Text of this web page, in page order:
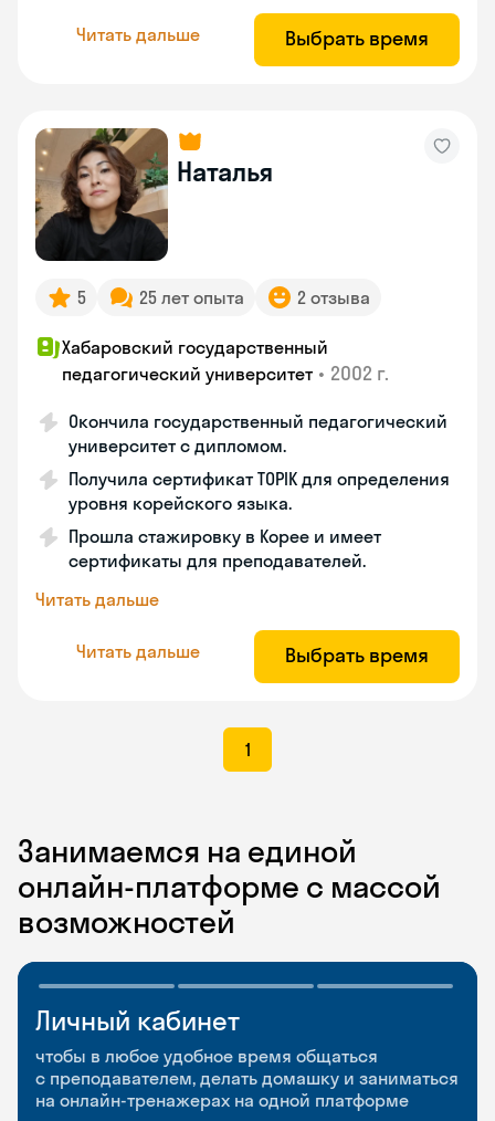
Читать дальше Выбрать время
Наталья
5 25 лет опыта 2 отзыва
Хабаровский государственный
педагогический университет • 2002 г.
Окончила государственный педагогический
университет с дипломом.
Получила сертификат TOPIK для определения
уровня корейского языка.
Прошла стажировку в Корее и имеет
сертификаты для преподавателей.
Читать дальше
Читать дальше Выбрать время
1
Занимаемся на единой
онлайн-платформе с массой
возможностей
Личный кабинет
чтобы в любое удобное время общаться
с преподавателем, делать домашку и заниматься
на онлайн-тренажерах на одной платформе
Мобильное
приложение
чтобы заниматься и изучать новые слова где
и когда удобно
Разговорные клубы
и Talks
Групповые занятия для разговорной практики
и индивидуальные встречи с преподавателями